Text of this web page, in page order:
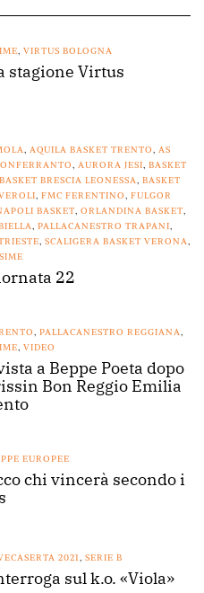
, VIRTUS BOLOGNA
stagione Virtus
, AQUILA BASKET TRENTO, AS
, AURORA JESI, BASKET
BASKET BRESCIA LEONESSA, BASKET
, FMC FERENTINO, FULGOR
BASKET, ORLANDINA BASKET,
, PALLACANESTRO TRAPANI,
, SCALIGERA BASKET VERONA,
22
, PALLACANESTRO REGGIANA,
, VIDEO
a Beppe Poeta dopo
Bon Reggio Emilia
EUROPEE
chi vincerà secondo i
2021, SERIE B
sul k.o. «Viola»